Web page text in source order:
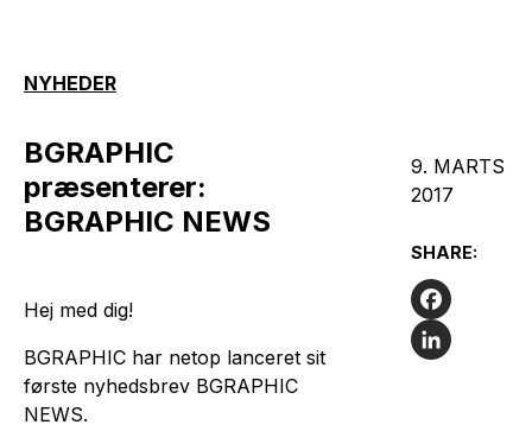
NYHEDER
BGRAPHIC
præsenterer:
BGRAPHIC NEWS
Hej med dig!
BGRAPHIC har netop lanceret sit
første nyhedsbrev BGRAPHIC
NEWS.
9. MARTS
2017
SHARE:
Facebook